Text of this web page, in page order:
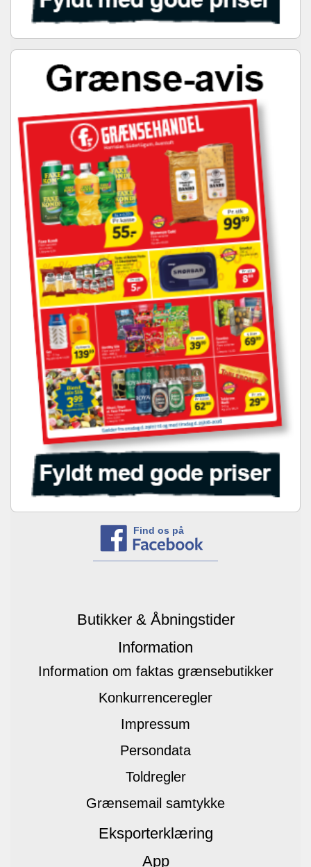
Find os på
Butikker & Åbningstider
Information
Information om faktas grænsebutikker
Konkurrenceregler
Impressum
Persondata
Toldregler
Grænsemail samtykke
Eksporterklæring
App